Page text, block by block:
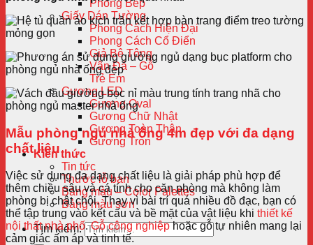
Phòng Bếp
Giấy Dán Tường
Phong Cách Hiện Đại
Phong Cách Cổ Điển
Giả Bê Tông
Vân Đá – Gỗ
Trẻ Em
Gương LED
Gương Oval
Gương Chữ Nhật
Gương Toàn Thân
Gương Tròn
Kiến thức
Tin tức
Thước lỗ ban
Bảng màu – Color Palettes
Bảng màu sơn
Tìm kiếm:
Mẫu phòng ngủ nhà ống 4m đẹp với đa dạng
chất liệu
Việc sử dụng đa dạng chất liệu là giải pháp phù hợp để
thêm chiều sâu và cá tính cho căn phòng mà không làm
phòng bị chật chội. Thay vì bài trí quá nhiều đồ đạc, bạn có
thể tập trung vào kết cấu và bề mặt của vật liệu khi thiết kế
nội thất nhà phố.Gỗ công nghiệphoặc gỗ tự nhiên mang lại
cảm giác ấm áp và tinh tế.